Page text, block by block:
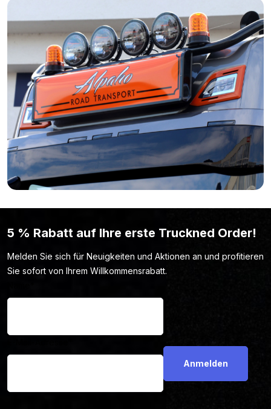
Bist du der Meinung, dass das aus Aluminium gefertigte T.I.R.
Schild ROT / SCHWARZ von Nedking nicht das ist, was du
suchst? Einfach weil die Farbe, Form oder Länge nicht deinen
Wünschen entspricht? Dann schau dir hier das komplette
Sortiment der Marke Nedking an.
5 % Rabatt auf Ihre erste Truckned Order!
Melden Sie sich für Neuigkeiten und Aktionen an und profitieren
Sie sofort von Ihrem Willkommensrabatt.